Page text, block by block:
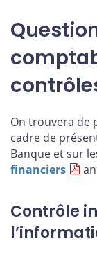
On trouvera de
cadre de
Banque et sur
financiers
Contrôle